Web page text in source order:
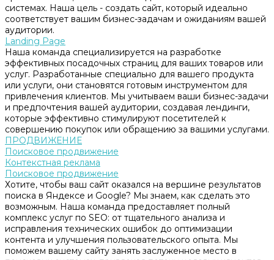
системах. Наша цель - создать сайт, который идеально
соответствует вашим бизнес-задачам и ожиданиям вашей
аудитории.
Landing Page
Наша команда специализируется на разработке
эффективных посадочных страниц для ваших товаров или
услуг. Разработанные специально для вашего продукта
или услуги, они становятся готовым инструментом для
привлечения клиентов. Мы учитываем ваши бизнес-задачи
и предпочтения вашей аудитории, создавая лендинги,
которые эффективно стимулируют посетителей к
совершению покупок или обращению за вашими услугами.
ПРОДВИЖЕНИЕ
Поисковое продвижение
Контекстная реклама
Поисковое продвижение
Хотите, чтобы ваш сайт оказался на вершине результатов
поиска в Яндексе и Google? Мы знаем, как сделать это
возможным. Наша команда предоставляет полный
комплекс услуг по SEO: от тщательного анализа и
исправления технических ошибок до оптимизации
контента и улучшения пользовательского опыта. Мы
поможем вашему сайту занять заслуженное место в